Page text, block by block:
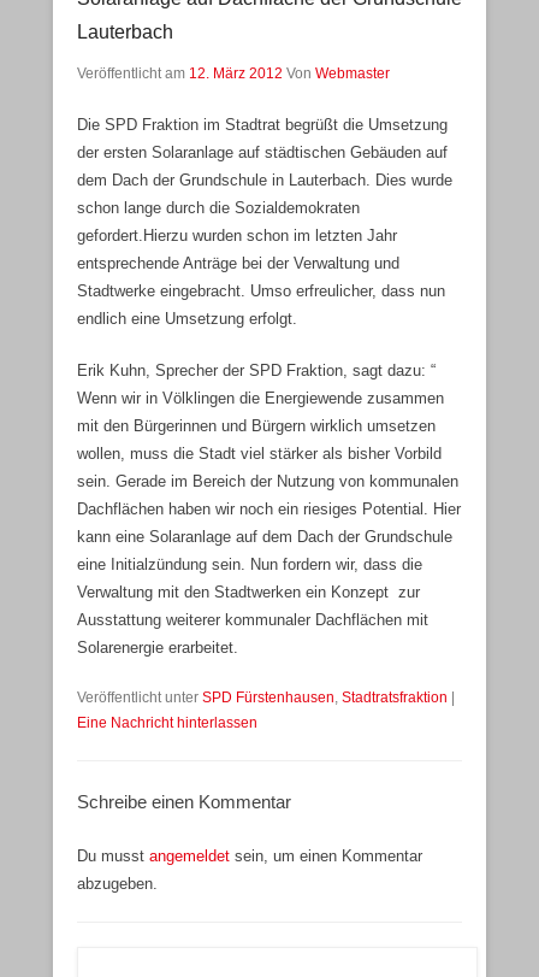
Lauterbach
Veröffentlicht am 12. März 2012 Von Webmaster
Die SPD Fraktion im Stadtrat begrüßt die Umsetzung
der ersten Solaranlage auf städtischen Gebäuden auf
dem Dach der Grundschule in Lauterbach. Dies wurde
schon lange durch die Sozialdemokraten
gefordert.Hierzu wurden schon im letzten Jahr
entsprechende Anträge bei der Verwaltung und
Stadtwerke eingebracht. Umso erfreulicher, dass nun
endlich eine Umsetzung erfolgt.
Erik Kuhn, Sprecher der SPD Fraktion, sagt dazu: “
Wenn wir in Völklingen die Energiewende zusammen
mit den Bürgerinnen und Bürgern wirklich umsetzen
wollen, muss die Stadt viel stärker als bisher Vorbild
sein. Gerade im Bereich der Nutzung von kommunalen
Dachflächen haben wir noch ein riesiges Potential. Hier
kann eine Solaranlage auf dem Dach der Grundschule
eine Initialzündung sein. Nun fordern wir, dass die
Verwaltung mit den Stadtwerken ein Konzept zur
Ausstattung weiterer kommunaler Dachflächen mit
Solarenergie erarbeitet.
Veröffentlicht unter SPD Fürstenhausen, Stadtratsfraktion
Eine Nachricht hinterlassen
Schreibe einen Kommentar
Du musst angemeldet sein, um einen Kommentar
abzugeben.